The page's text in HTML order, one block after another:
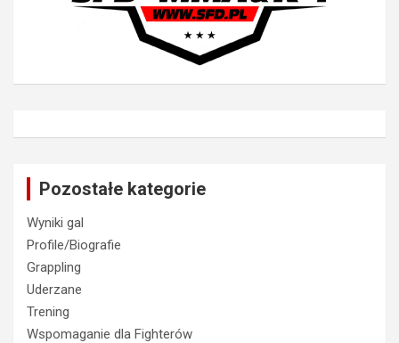
Pozostałe kategorie
Wyniki gal
Profile/Biografie
Grappling
Uderzane
Trening
Wspomaganie dla Fighterów